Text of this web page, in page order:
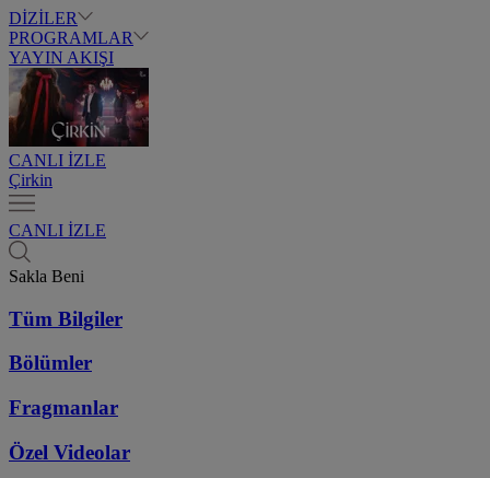
DİZİLER
PROGRAMLAR
YAYIN AKIŞI
CANLI İZLE
Çirkin
CANLI İZLE
Sakla Beni
Tüm Bilgiler
Bölümler
Fragmanlar
Özel Videolar